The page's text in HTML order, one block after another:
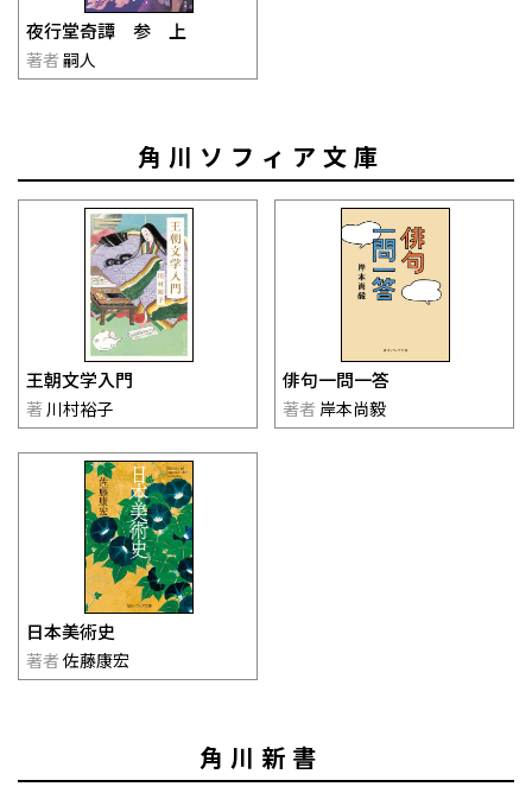
夜行堂奇譚 参 上
著者 嗣人
角川ソフィア文庫
王朝文学入門
著 川村裕子
俳句一問一答
著者 岸本尚毅
日本美術史
著者 佐藤康宏
角川新書